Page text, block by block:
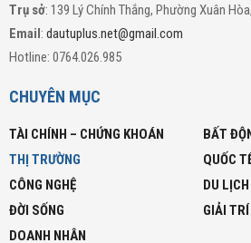
Trụ sở: 139 Lý Chính Thắng, Phường Xuân
Email: dautuplus.net@gmail.com
Hotline: 0764.026.985
CHUYÊN MỤC
TÀI CHÍNH – CHỨNG KHOÁN
BẤT
THỊ TRƯỜNG
QUỐC
CÔNG NGHỆ
DU LỊCH
ĐỜI SỐNG
GIẢI TRÍ
DOANH NHÂN